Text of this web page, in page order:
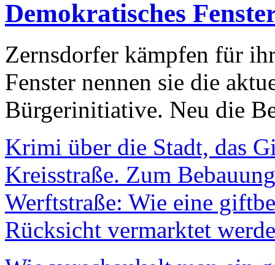
Demokratisches
Zernsdorfer kämpfen für
Fenster nennen sie die
Bürgerinitiative. Neu die
Krimi über die Stadt, das
Kreisstraße. Zum
Werftstraße: Wie eine
Rücksicht vermarktet